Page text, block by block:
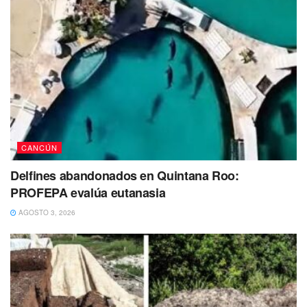
Además, se pudo conocer que el fallecido llevaba tatuajes
de la Santa Muerte en la espalda y el pecho, junto con
unas espadas y la leyenda ‘Scrapp’. Señas particulares
que podrían ser de utilidad para la identificación del
cadáver.
Debido a los violentos hechos, el área del crimen fue
acordonada para llevar a cabo las diligencias
correspondientes por parte de las autoridades
CANCÚN
Delfines abandonados en Quintana Roo:
PROFEPA evalúa eutanasia
AGOSTO 3, 2026